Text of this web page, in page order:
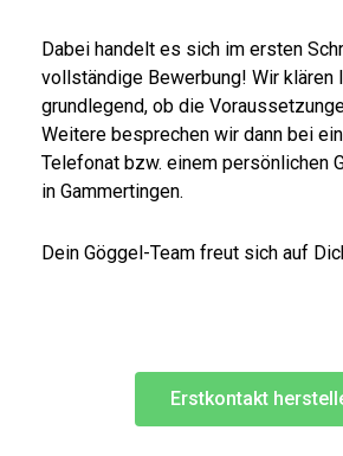
Dabei handelt es sich im ersten
vollständige Bewerbung! Wir klären
grundlegend, ob die
Weitere besprechen wir dann bei
Telefonat bzw. einem persönlichen
in Gammertingen.
Dein Göggel-Team freut sich auf
Erstkontakt